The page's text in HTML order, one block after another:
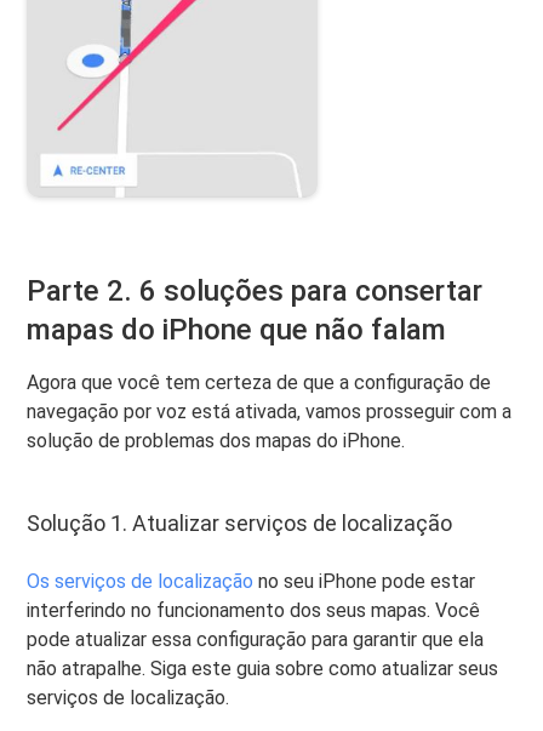
Parte 2. 6 soluções para consertar
mapas do iPhone que não falam
Agora que você tem certeza de que a configuração de
navegação por voz está ativada, vamos prosseguir com a
solução de problemas dos mapas do iPhone.
Solução 1. Atualizar serviços de localização
Os serviços de localização no seu iPhone pode estar
interferindo no funcionamento dos seus mapas. Você
pode atualizar essa configuração para garantir que ela
não atrapalhe. Siga este guia sobre como atualizar seus
serviços de localização.